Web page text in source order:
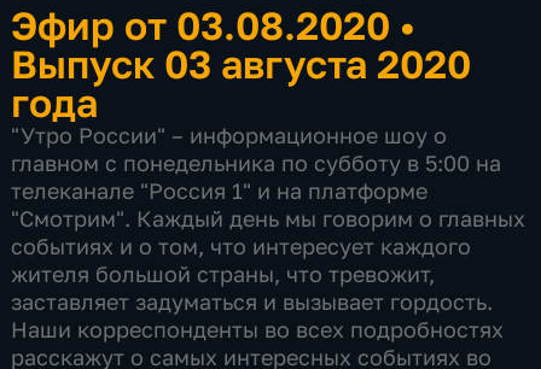
Эфир от 03.08.2020 •
Выпуск 03 августа 2020
года
"Утро России" – информационное шоу о
главном с понедельника по субботу в 5:00 на
телеканале "Россия 1" и на платформе
"Смотрим". Каждый день мы говорим о главных
событиях и о том, что интересует каждого
жителя большой страны, что тревожит,
заставляет задуматься и вызывает гордость.
Наши корреспонденты во всех подробностях
расскажут о самых интересных событиях во